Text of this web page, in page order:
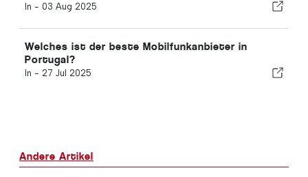
In - 03 Aug 2025
Welches ist der beste Mobilfunkanbieter in
Portugal?
In - 27 Jul 2025
Andere Artikel